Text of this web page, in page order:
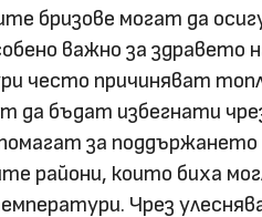
бризове могат да
важно за здравето
често причиняват
да бъдат избегнати
за
райони, които биха
Чрез